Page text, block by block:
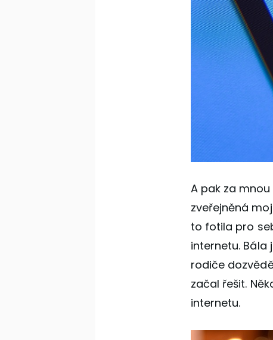
A pak za
zveřejněná
to fotila pro
internetu.
rodiče
začal řešit.
internetu.